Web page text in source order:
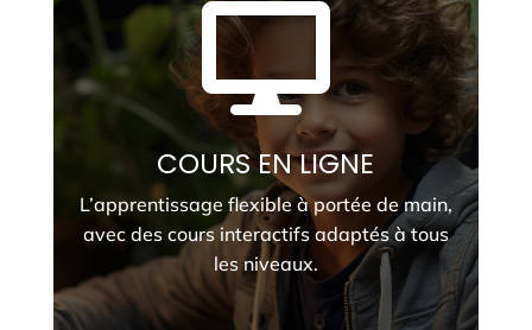

COURS EN LIGNE
L’apprentissage flexible à portée de main,
avec des cours interactifs adaptés à tous
les niveaux.